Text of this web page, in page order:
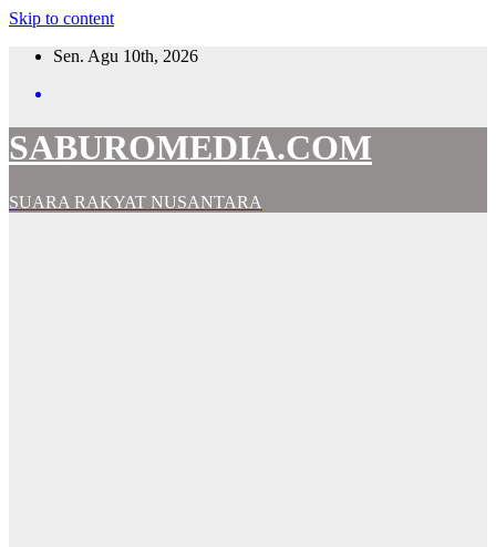
Skip to content
Sen. Agu 10th, 2026
SABUROMEDIA.COM
SUARA RAKYAT NUSANTARA